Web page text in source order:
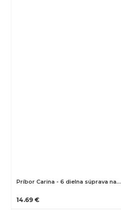
Príbor Carina - 6 dielna súprava na…
14.69 €